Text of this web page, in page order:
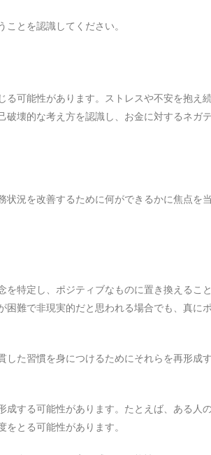
とを認識してください。
可能性があります。ストレスや不安を抱え
壊的な考え方を認識し、お金に対するネガ
況を改善するために何ができるかに焦点を
特定し、ポジティブなものに置き換えるこ
難で非現実的だと思われる場合でも、真に
した習慣を身につけるためにそれらを再形成
する可能性があります。たとえば、ある人
とる可能性があります。